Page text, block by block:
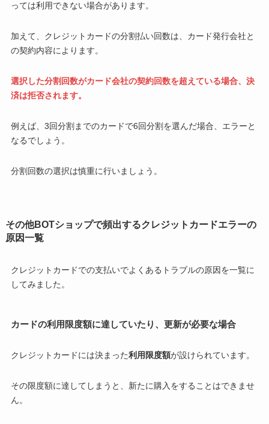
っては利用できない場合があります。
加えて、クレジットカードの分割払い回数は、カード発行会社と
の契約内容によります。
選択した分割回数がカード会社の契約回数を超えている場合、決
済は拒否されます。
例えば、3回分割までのカードで6回分割を選んだ場合、エラーと
なるでしょう。
分割回数の選択は慎重に行いましょう。
その他BOTショップで頻出するクレジットカードエラーの
原因一覧
クレジットカードでの支払いでよくあるトラブルの原因を一覧に
してみました。
カードの利用限度額に達していたり、更新が必要な場合
クレジットカードには決まった利用限度額が設けられています。
その限度額に達してしまうと、新たに購入をすることはできませ
ん。